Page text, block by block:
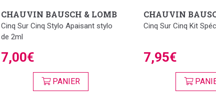
CHAUVIN BAUSCH & LOMB
Cinq Sur Cinq Stylo Apaisant stylo
de 2ml
7,00€
PANIER
CHAUVIN
Cinq Sur Cinq Kit
7,95€